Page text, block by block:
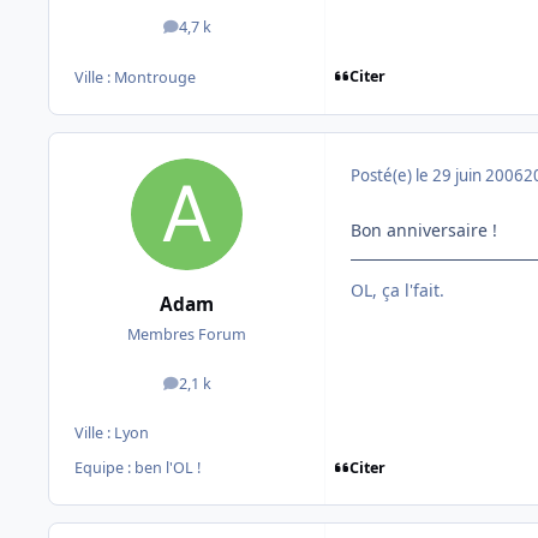
4,7 k
messages
Ville : Montrouge Citer
Adam
Membres Forum
2,1 k
messages
Ville : Lyon
Equipe : ben l'OL !
Posté(e) le 29 juin 2006
Bon anniversaire !
OL, ça l'fait.
Citer